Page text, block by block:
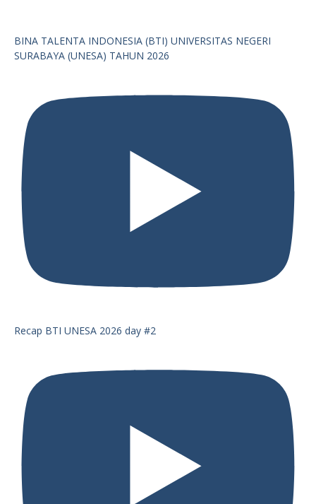
BINA TALENTA INDONESIA (BTI) UNIVERSITAS NEGERI
SURABAYA (UNESA) TAHUN 2026
Recap BTI UNESA 2026 day #2